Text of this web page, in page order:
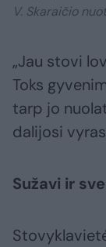
V. Skaraičio
„Jau stovi
Toks
tarp jo
dalijosi
Sužavi ir